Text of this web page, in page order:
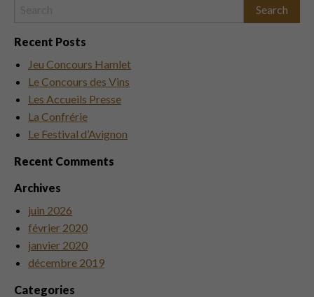
Recent Posts
Jeu Concours Hamlet
Le Concours des Vins
Les Accueils Presse
La Confrérie
Le Festival d’Avignon
Recent Comments
Archives
juin 2026
février 2020
janvier 2020
décembre 2019
Categories